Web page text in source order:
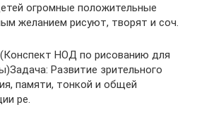
огромные положительные
желанием рисуют, творят и соч.
НОД по рисованию для
Развитие зрительного
памяти, тонкой и общей
ре.